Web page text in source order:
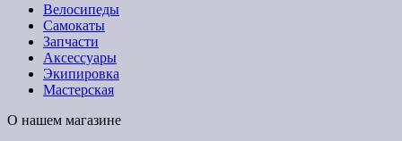
Велосипеды
Самокаты
Запчасти
Аксессуары
Экипировка
Мастерская
О нашем магазине